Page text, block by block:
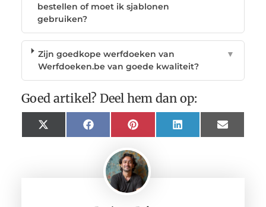
bestellen of moet ik sjablonen
gebruiken?
Zijn goedkope werfdoeken van
Werfdoeken.be van goede kwaliteit?
▼
Goed artikel? Deel hem dan op:
X
(Twitter)
FacebookPinterest LinkedIn Email